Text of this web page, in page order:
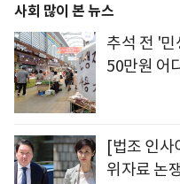
사회 많이 본 뉴스
추석 전 '
50만원 어
[법조 인사
위자료 논